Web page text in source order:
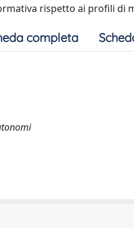
rispetto ai profili di
completa